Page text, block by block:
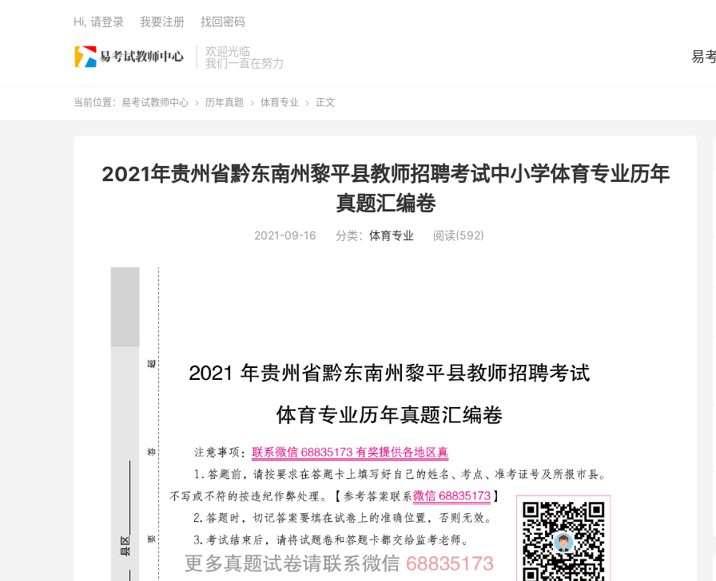
欢迎光临
我们一直在努力
易
Hi, 请登录 我要注册 找回密码
当前位置： 易考试教师中心  历年真题  体育专业  正文
2021年贵州省黔东南州黎平县教师招聘考试中小学体育专业历年
真题汇编卷
2021-09-16 分类： 体育专业 阅读(592)